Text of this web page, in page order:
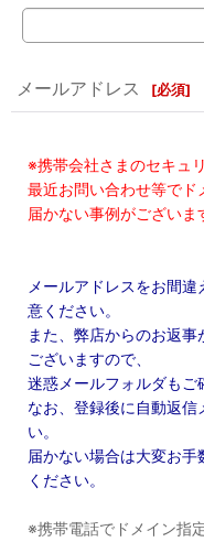
メールアドレス [必須]
※携帯会社さまのセキュ
最近お問い合わせ等でド
届かない事例がございま
メールアドレスをお間
意ください。
また、弊店からのお返
ございますので、
迷惑メールフォルダもご
なお、登録後に自動返信
い。
届かない場合は大変お
ください。
※携帯電話でドメイン指